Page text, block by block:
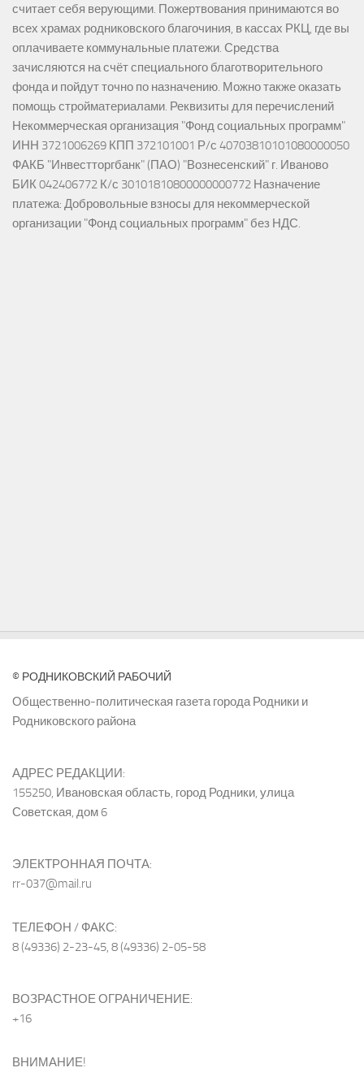
считает себя верующими. Пожертвования принимаются во
всех храмах родниковского благочиния, в кассах РКЦ, где вы
оплачиваете коммунальные платежи. Средства
зачисляются на счёт специального благотворительного
фонда и пойдут точно по назначению. Можно также оказать
помощь стройматериалами. Реквизиты для перечислений
Некоммерческая организация "Фонд социальных программ"
ИНН 3721006269 КПП 372101001 Р/с 40703810101080000050
ФАКБ "Инвестторгбанк" (ПАО) "Вознесенский" г. Иваново
БИК 042406772 К/с 30101810800000000772 Назначение
платежа: Добровольные взносы для некоммерческой
организации "Фонд социальных программ" без НДС.
© РОДНИКОВСКИЙ РАБОЧИЙ
Общественно-политическая газета города Родники и
Родниковского района
АДРЕС РЕДАКЦИИ:
155250, Ивановская область, город Родники, улица
Советская, дом 6
ЭЛЕКТРОННАЯ ПОЧТА:
rr-037@mail.ru
ТЕЛЕФОН / ФАКС:
8 (49336) 2-23-45, 8 (49336) 2-05-58
ВОЗРАСТНОЕ ОГРАНИЧЕНИЕ:
+16
ВНИМАНИЕ!